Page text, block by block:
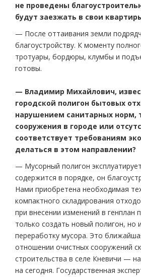
не проведены
будут заезжать в свои
— После оттаивания земли
благоустройству. К моменту
тротуары, бордюры, клумбы и
готовы.
— Владимир Михайлович,
городской полигон бытовых
нарушением санитарных норм,
сооружения в городе или
соответствует требованиям
делаться в этом направлении?
— Мусорный полигон
содержится в порядке, он
Нами приобретена необходимая
компактного складирования
при внесении изменений в генплан
только создать новый полигон, но
переработку мусора. Это
отношении очистных сооружений
строительства в селе Кневичи —
на сегодня. Государственная